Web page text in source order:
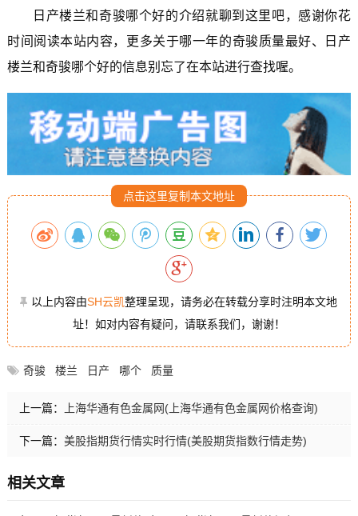
日产楼兰和奇骏哪个好的介绍就聊到这里吧，感谢你花
时间阅读本站内容，更多关于哪一年的奇骏质量最好、日产
楼兰和奇骏哪个好的信息别忘了在本站进行查找喔。
点击这里复制本文地址
以上内容由SH云凯整理呈现，请务必在转载分享时注明本文地
址！如对内容有疑问，请联系我们，谢谢！
奇骏 楼兰 日产 哪个 质量
上一篇： 上海华通有色金属网(上海华通有色金属网价格查询)
下一篇： 美股指期货行情实时行情(美股期货指数行情走势)
相关文章